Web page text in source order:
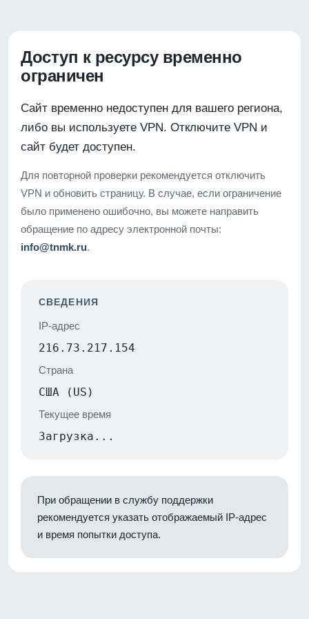
Доступ к ресурсу временно
ограничен
Сайт временно недоступен для вашего региона,
либо вы используете VPN. Отключите VPN и
сайт будет доступен.
Для повторной проверки рекомендуется отключить
VPN и обновить страницу. В случае, если ограничение
было применено ошибочно, вы можете направить
обращение по адресу электронной почты:
info@tnmk.ru.
СВЕДЕНИЯ
IP-адрес
216.73.217.154
Страна
США (US)
Текущее время
Загрузка...
При обращении в службу поддержки
рекомендуется указать отображаемый IP-адрес
и время попытки доступа.